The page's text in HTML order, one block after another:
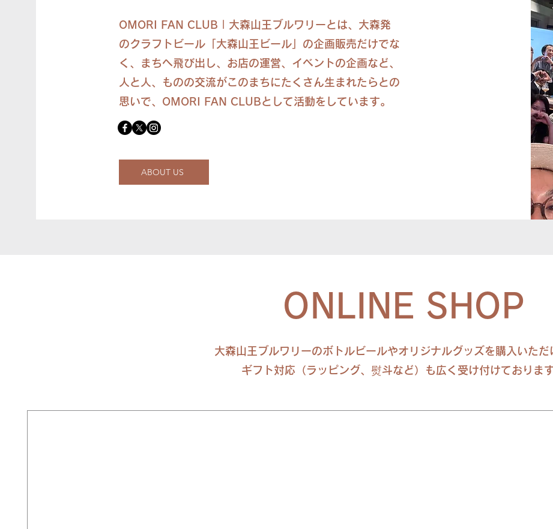
OMORI FAN CLUB | 大森山王ブルワリーとは、大森発
のクラフトビール「大森山王​ビール」の企画販売だけでな
く、まちへ飛び出し、お店の運営、イベントの企画など、
人と人、ものの交流がこのまちにたくさん生まれたらとの
思いで、OMORI FAN CLUBとして活動をしています。
ABOUT US
ONLINE SHOP
大森山王ブルワリーのボトルビールやオリジナルグッズを購入いただ
ギフト対応（ラッピング、熨斗など）も広く受け付けております